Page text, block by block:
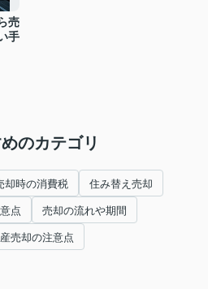
売
手
のカテゴリ
却時の消費税 住み替え売却
点 売却の流れや期間
売却の注意点